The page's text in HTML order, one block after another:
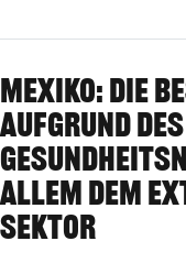
Mexiko: Die
aufgrund des
allem dem
Sektor